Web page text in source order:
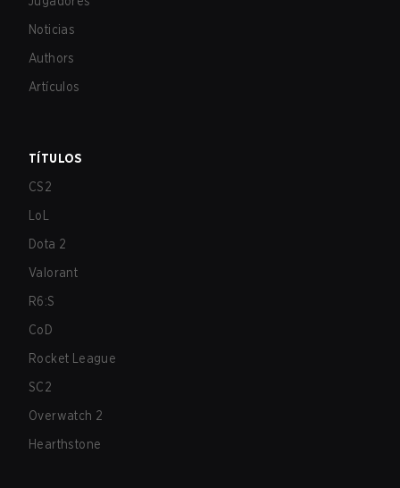
Noticias
Authors
Artículos
TÍTULOS
CS2
LoL
Dota 2
Valorant
R6:S
CoD
Rocket League
SC2
Overwatch 2
Hearthstone